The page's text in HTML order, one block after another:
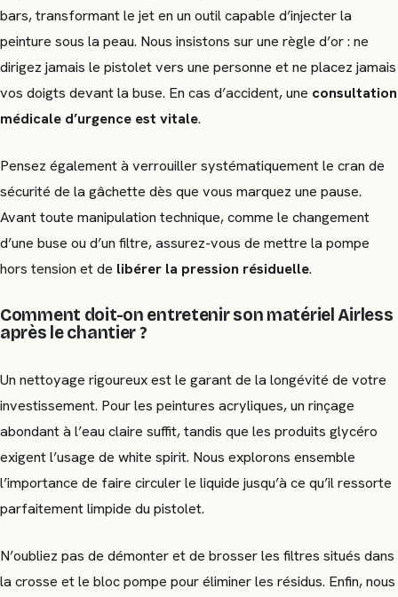
bars, transformant le jet en un outil capable d’injecter la
peinture sous la peau. Nous insistons sur une règle d’or : ne
dirigez jamais le pistolet vers une personne et ne placez jamais
vos doigts devant la buse. En cas d’accident, une consultation
médicale d’urgence est vitale.
Pensez également à verrouiller systématiquement le cran de
sécurité de la gâchette dès que vous marquez une pause.
Avant toute manipulation technique, comme le changement
d’une buse ou d’un filtre, assurez-vous de mettre la pompe
hors tension et de libérer la pression résiduelle.
Comment doit-on entretenir son matériel Airless
après le chantier ?
Un nettoyage rigoureux est le garant de la longévité de votre
investissement. Pour les peintures acryliques, un rinçage
abondant à l’eau claire suffit, tandis que les produits glycéro
exigent l’usage de white spirit. Nous explorons ensemble
l’importance de faire circuler le liquide jusqu’à ce qu’il ressorte
parfaitement limpide du pistolet.
N’oubliez pas de démonter et de brosser les filtres situés dans
la crosse et le bloc pompe pour éliminer les résidus. Enfin, nous